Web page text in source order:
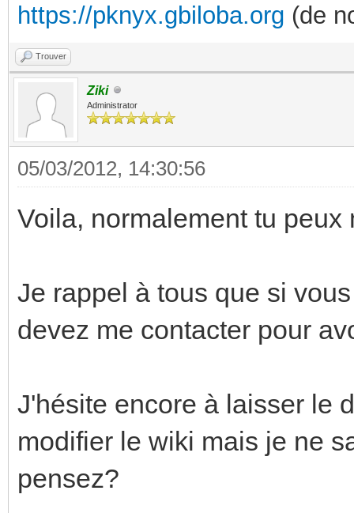
https://pknyx.gbiloba.org (de
Trouver
Ziki
Administrator
05/03/2012, 14:30:56
Voila, normalement tu peux
Je rappel à tous que si
devez me contacter pour
J'hésite encore à laisser le
modifier le wiki mais je ne
pensez?